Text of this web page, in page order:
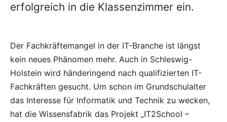
erfolgreich in die Klassenzimmer ein.
Der Fachkräftemangel in der IT-Branche ist längst
kein neues Phänomen mehr. Auch in Schleswig-
Holstein wird händeringend nach qualifizierten IT-
Fachkräften gesucht. Um schon im Grundschulalter
das Interesse für Informatik und Technik zu wecken,
hat die Wissensfabrik das Projekt „IT2School –